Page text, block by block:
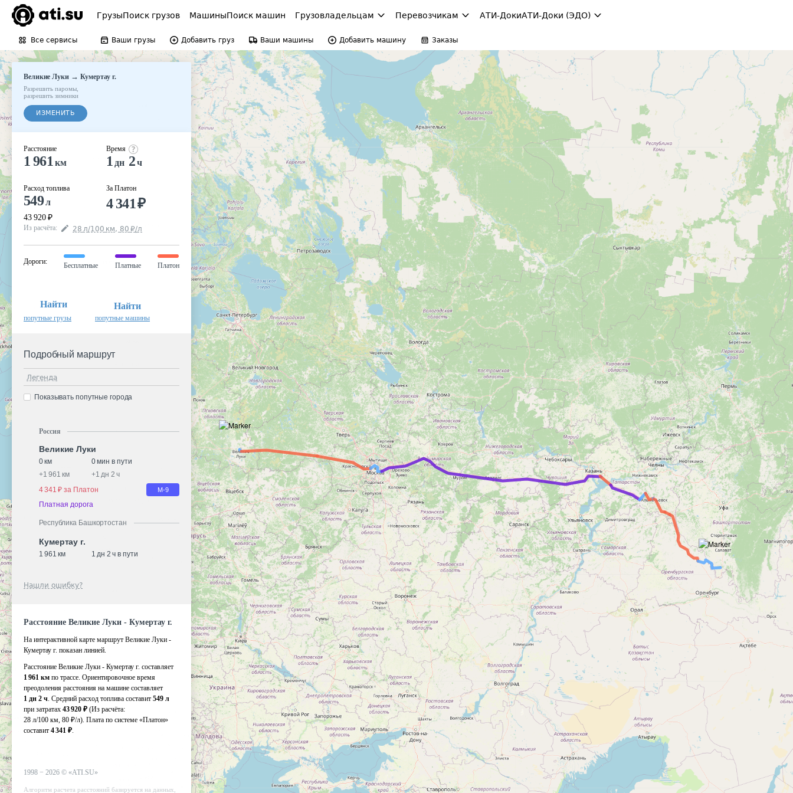
ГрузыПоиск грузов МашиныПоиск машин Грузовладельцам Перевозчикам АТИ-ДокиАТИ-Доки (ЭДО)
Все сервисы Ваши грузы Добавить груз Ваши машины Добавить машину Заказы
Великие Луки→ Кумертау г.
Разрешить паромы
разрешить зимники
ИЗМЕНИТЬ
Расстояние
1 961 км
Расход топлива
549л
43 920 ₽
Время
1 дн 2 ч
За Платон
4 341₽
Из расчёта: 28 л/100 км, 80 ₽/л
Дороги:
Бесплатные Платные Платон
Найти
попутные грузы
Найти
попутные машины
Подробный маршрут
Легенда
Показывать попутные города
Россия
Великие Луки
0 км
0 мин в пути
+1 961 км +1 дн 2 ч
4 341 ₽ за Платон
М-9
Платная дорога
Республика Башкортостан
Кумертау г.
1 961 км 1 дн 2 ч в пути
Нашли ошибку?
Расстояние Великие Луки - Кумертау г.
На интерактивной карте маршрут Великие Луки -
Кумертау г. показан линией.
Расстояние Великие Луки - Кумертау г. составляет
1 961 км по трассе. Ориентировочное время
преодоления расстояния на машине составляет
1 дн 2 ч. Средний расход топлива составит 549 л
при затратах 43 920 ₽ (Из расчёта:
28 л/100 км, 80 ₽/л). Плата по системе «Платон»
составит 4 341 ₽.
1998 − 2026 © «ATI.SU»
Алгоритм расчета расстояний базируется на данных,